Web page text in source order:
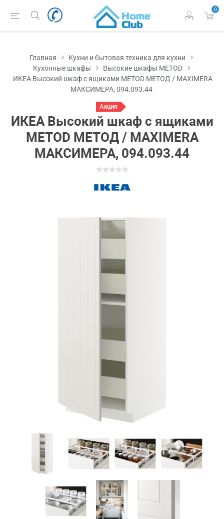
0
Главная
Кухни и бытовая техника для кухни
Кухонные шкафы
Высокие шкафы METOD
ИКЕА Высокий шкаф с ящиками METOD МЕТОД / MAXIMERA
МАКСИМЕРА, 094.093.44
Акция
ИКЕА Высокий шкаф с ящиками
METOD МЕТОД / MAXIMERA
МАКСИМЕРА, 094.093.44